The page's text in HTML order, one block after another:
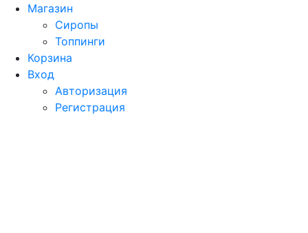
Магазин
Сиропы
Топпинги
Корзина
Вход
Авторизация
Регистрация